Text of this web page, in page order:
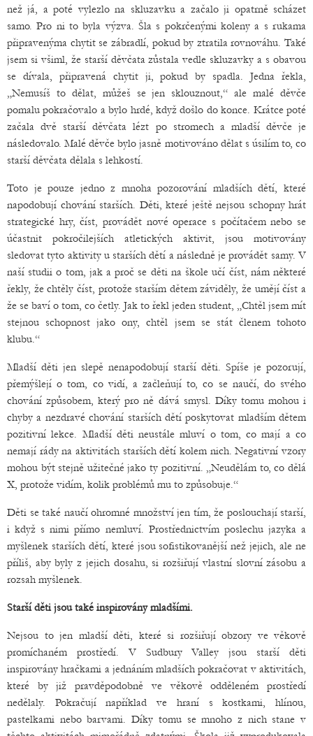
než já, a poté vylezlo na skluzavku a začalo ji opatrně scházet
samo. Pro ni to byla výzva. Šla s pokrčenými koleny a s rukama
připravenýma chytit se zábradlí, pokud by ztratila rovnováhu. Také
jsem si všiml, že starší děvčata zůstala vedle skluzavky a s obavou
se dívala, připravená chytit ji, pokud by spadla. Jedna řekla,
„Nemusíš to dělat, můžeš se jen sklouznout,“ ale malé děvče
pomalu pokračovalo a bylo hrdé, když došlo do konce. Krátce poté
začala dvě starší děvčata lézt po stromech a mladší děvče je
následovalo. Malé děvče bylo jasně motivováno dělat s úsilím to, co
starší děvčata dělala s lehkostí.
Toto je pouze jedno z mnoha pozorování mladších dětí, které
napodobují chování starších. Děti, které ještě nejsou schopny hrát
strategické hry, číst, provádět nové operace s počítačem nebo se
účastnit pokročilejších atletických aktivit, jsou motivovány
sledovat tyto aktivity u starších dětí a následně je provádět samy. V
naší studii o tom, jak a proč se děti na škole učí číst, nám některé
řekly, že chtěly číst, protože starším dětem záviděly, že umějí číst a
že se baví o tom, co četly. Jak to řekl jeden student, „Chtěl jsem mít
stejnou schopnost jako ony, chtěl jsem se stát členem tohoto
klubu.“
Mladší děti jen slepě nenapodobují starší děti. Spíše je pozorují,
přemýšlejí o tom, co vidí, a začleňují to, co se naučí, do svého
chování způsobem, který pro ně dává smysl. Díky tomu mohou i
chyby a nezdravé chování starších dětí poskytovat mladším dětem
pozitivní lekce. Mladší děti neustále mluví o tom, co mají a co
nemají rády na aktivitách starších dětí kolem nich. Negativní vzory
mohou být stejně užitečné jako ty pozitivní. „Neudělám to, co dělá
X, protože vidím, kolik problémů mu to způsobuje.“
Děti se také naučí ohromné množství jen tím, že poslouchají starší,
i když s nimi přímo nemluví. Prostřednictvím poslechu jazyka a
myšlenek starších dětí, které jsou sofistikovanější než jejich, ale ne
příliš, aby byly z jejich dosahu, si rozšiřují vlastní slovní zásobu a
rozsah myšlenek.
Starší děti jsou také inspirovány mladšími.
Nejsou to jen mladší děti, které si rozšiřují obzory ve věkově
promíchaném prostředí. V Sudbury Valley jsou starší děti
inspirovány hračkami a jednáním mladších pokračovat v aktivitách,
které by již pravděpodobně ve věkově odděleném prostředí
nedělaly. Pokračují například ve hraní s kostkami, hlínou,
pastelkami nebo barvami. Díky tomu se mnoho z nich stane v